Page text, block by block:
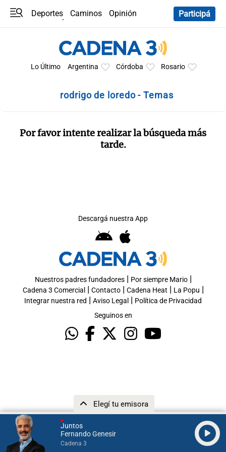
Juntos
Fernando Genesir
Cadena 3
Elegí tu emisora
Deportes Caminos
Opinión
Participá
Lo Último Argentina Córdoba Rosario
rodrigo de loredo - Temas
Por favor intente realizar la búsqueda más
tarde.
Descargá nuestra App
Nuestros padres fundadores| Por siempre Mario|
Cadena 3 Comercial | Contacto| Cadena Heat | La Popu |
Integrar nuestra red | Aviso Legal | Política de Privacidad
Seguinos en